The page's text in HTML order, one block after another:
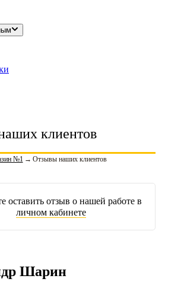
клиентов
№1 → Отзывы наших клиентов
оставить отзыв о нашей работе в
личном кабинете
Шарин